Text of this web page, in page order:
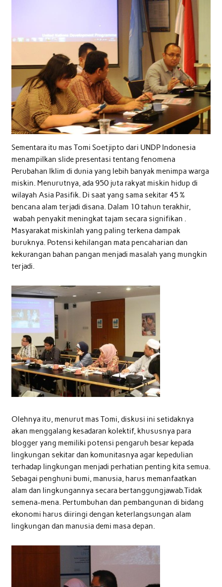
Sementara itu mas Tomi Soetjipto dari UNDP Indonesia
menampilkan slide presentasi tentang fenomena
Perubahan Iklim di dunia yang lebih banyak menimpa warga
miskin. Menurutnya, ada 950 juta rakyat miskin hidup di
wilayah Asia Pasifik. Di saat yang sama sekitar 45 %
bencana alam terjadi disana. Dalam 10 tahun terakhir,
wabah penyakit meningkat tajam secara signifikan .
Masyarakat miskinlah yang paling terkena dampak
buruknya. Potensi kehilangan mata pencaharian dan
kekurangan bahan pangan menjadi masalah yang mungkin
terjadi.
Olehnya itu, menurut mas Tomi, diskusi ini setidaknya
akan menggalang kesadaran kolektif, khususnya para
blogger yang memiliki potensi pengaruh besar kepada
lingkungan sekitar dan komunitasnya agar kepedulian
terhadap lingkungan menjadi perhatian penting kita semua.
Sebagai penghuni bumi, manusia, harus memanfaatkan
alam dan lingkungannya secara bertanggungjawab.Tidak
semena-mena. Pertumbuhan dan pembangunan di bidang
ekonomi harus diiringi dengan keterlangsungan alam
lingkungan dan manusia demi masa depan.